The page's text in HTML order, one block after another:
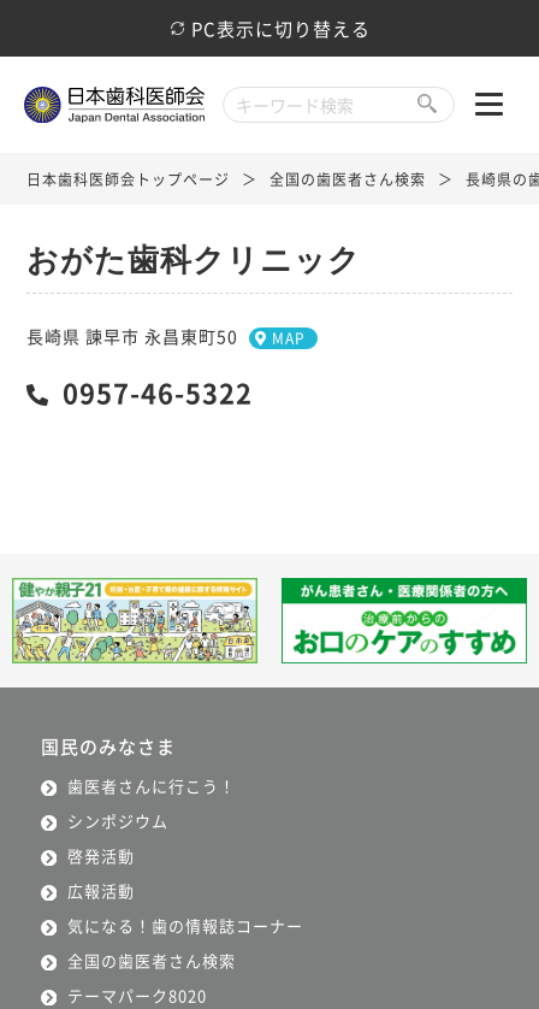
PC表示に切り替える
日本歯科医師会トップページ 全国の歯医者さん検索 長崎県の
おがた歯科クリニック
長崎県 諫早市 永昌東町50 MAP
0957-46-5322
国民のみなさま
歯医者さんに行こう！
シンポジウム
啓発活動
広報活動
気になる！歯の情報誌コーナー
全国の歯医者さん検索
テーマパーク8020